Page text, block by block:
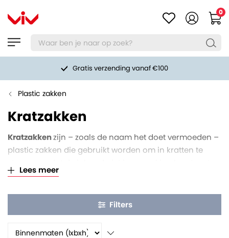
0
Gratis verzending vanaf €100
Plastic zakken
Kratzakken
Kratzakkenzijn – zoals de naam het doet vermoeden –
plastic zakken die gebruikt worden om in kratten te
de kratten. Naast kratten kunnen kratzakken uiteraard
kratzakken worden veel gebruikt in de
voedingsmiddelenindustrie.
Lees meer
Filters